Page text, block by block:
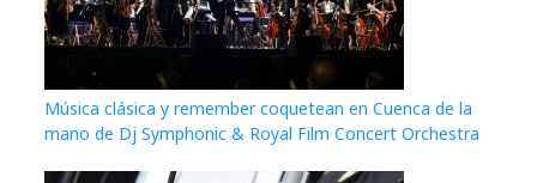
Música clásica y remember coquetean en Cuenca de la
mano de Dj Symphonic & Royal Film Concert Orchestra